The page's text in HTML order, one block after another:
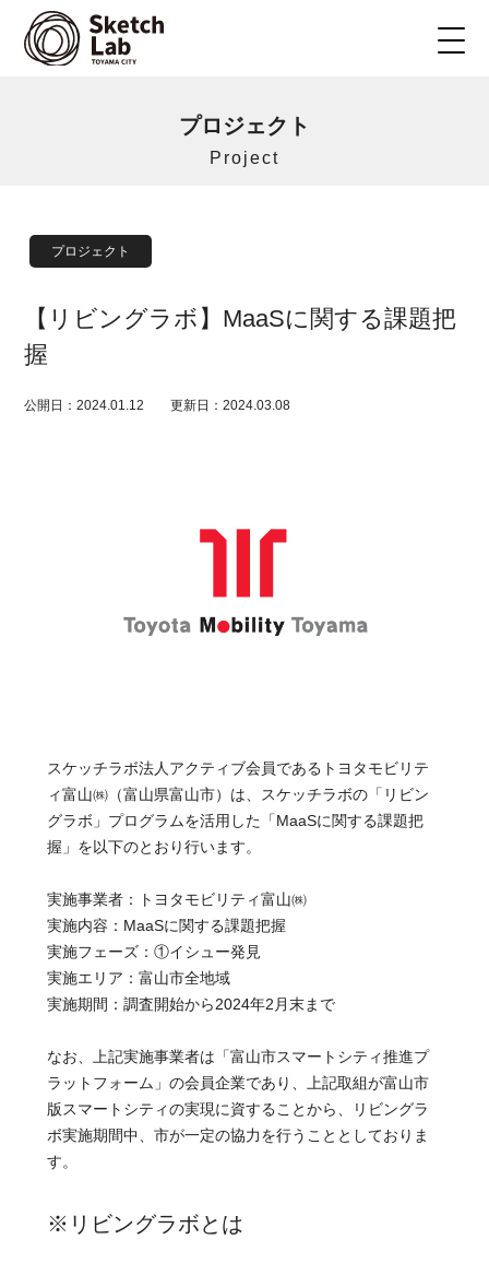
プロジェクト
Project
【リビングラボ】MaaSに関する課題把
握
公開日：2024.01.12 更新日：2024.03.08
プロジェクト
スケッチラボ法人アクティブ会員であるトヨタモビリテ
ィ富山㈱（富山県富山市）は、スケッチラボの「リビン
グラボ」プログラムを活用した「MaaSに関する課題把
握」を以下のとおり行います。
実施事業者：トヨタモビリティ富山㈱
実施内容：MaaSに関する課題把握
実施フェーズ：①イシュー発見
実施エリア：富山市全地域
実施期間：調査開始から2024年2月末まで
なお、上記実施事業者は「富山市スマートシティ推進プ
ラットフォーム」の会員企業であり、上記取組が富山市
版スマートシティの実現に資することから、リビングラ
ボ実施期間中、市が一定の協力を行うこととしておりま
す。
※リビングラボとは